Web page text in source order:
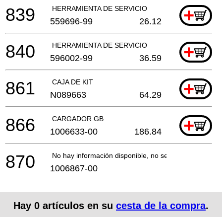
HERRAMIENTA DE SERVICIO +
839 559696-99 26.12
HERRAMIENTA DE SERVICIO +
840 596002-99 36.59
CAJA DE KIT +
861 N089663 64.29
CARGADOR GB +
866 1006633-00 186.84
No hay información disponible, no se puede pedir
870 1006867-00
Hay 0 artículos en su cesta de la compra.